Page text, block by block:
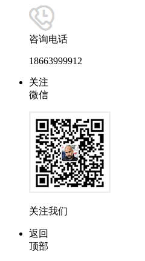
咨询电话
18663999912
关注
微信
关注我们
返回
顶部